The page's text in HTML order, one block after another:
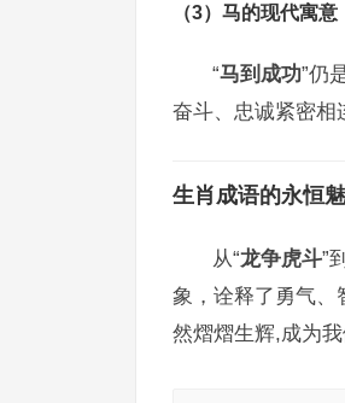
（3）马的现代寓意
“马到成功”仍
奋斗、忠诚紧密相
生肖成语的永恒
从“龙争虎斗”
象，诠释了勇气、
然熠熠生辉,成为